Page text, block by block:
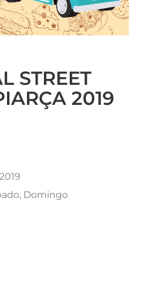
STREET
2019
Domingo